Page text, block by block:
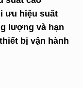
ưu hiệu suất
lượng và hạn
bị vận hành